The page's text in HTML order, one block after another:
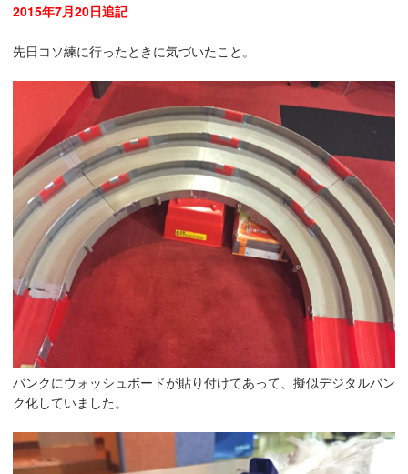
2015年7月20日追記
先日コソ練に行ったときに気づいたこと。
バンクにウォッシュボードが貼り付けてあって、擬似デジタルバン
ク化していました。